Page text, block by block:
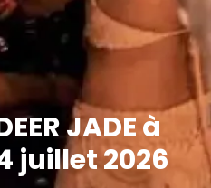
JADE à
juillet 2026